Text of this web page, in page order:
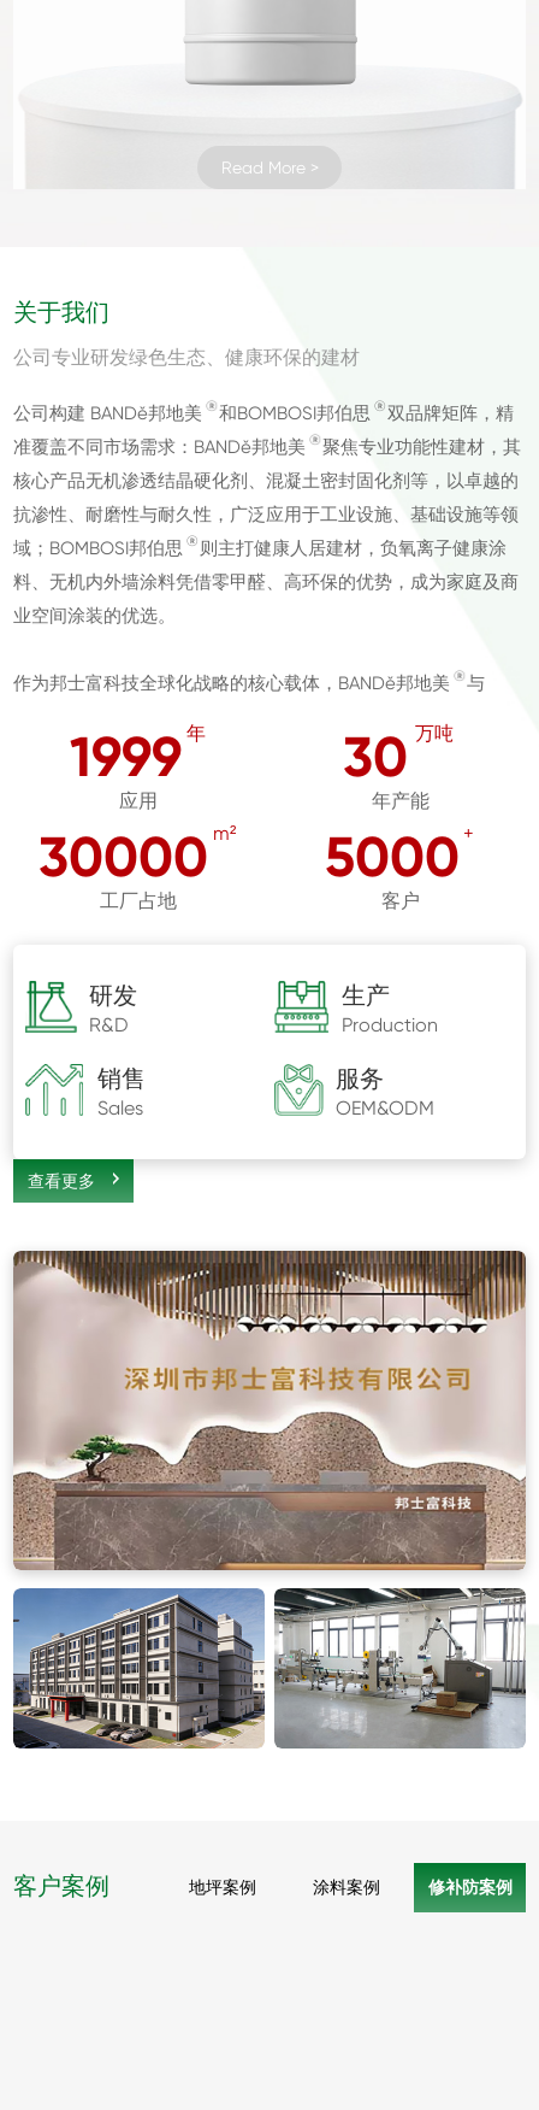
Read More >
Read More >
Read More >
Read More >
Read More >
Read More >
Read More >
Read More >
Read More >
Read More >
Read More >
Read More >
Read More >
Read More >
Read More >
Read More >
Read More >
Read More >
Read More >
Read More >
Read More >
Read More >
Read More >
Read More >
关于我们
公司专业研发绿色生态、健康环保的建材
公司构建 BANDě邦地美 ®和BOMBOSI邦伯思 ®双品牌矩阵，精
准覆盖不同市场需求：BANDě邦地美 ®聚焦专业功能性建材，其
核心产品无机渗透结晶硬化剂、混凝土密封固化剂等，以卓越的
抗渗性、耐磨性与耐久性，广泛应用于工业设施、基础设施等领
域；BOMBOSI邦伯思 ® 则主打健康人居建材，负氧离子健康涂
料、无机内外墙涂料凭借零甲醛、高环保的优势，成为家庭及商
业空间涂装的优选。
作为邦士富科技全球化战略的核心载体，BANDě邦地美 ®与
建材创新” 的使命同频共振，历经二十余年发展，逐步构建起覆
1999 年
应用
30 万吨
年产能
30000 m²
工厂占地
5000 +
客户
研发
R&D
生产
Production
销售
Sales
服务
OEM&ODM
查看更多
客户案例 地坪案例 涂料案例 修补防案例